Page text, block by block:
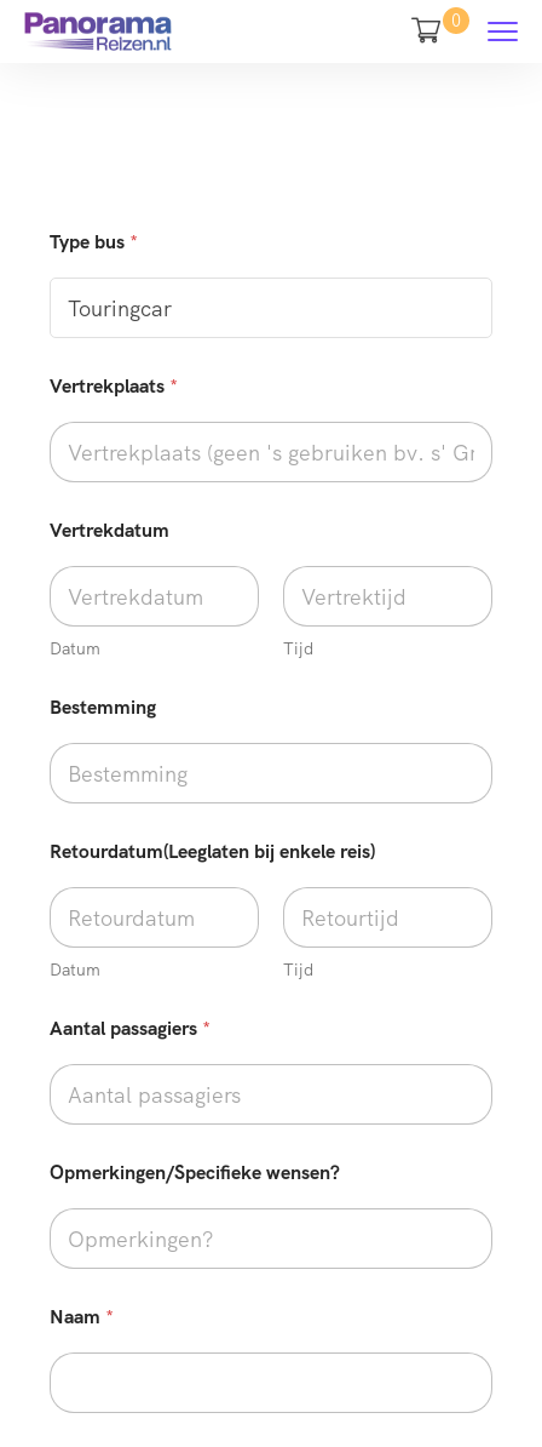
0
Type bus *
Vertrekplaats *
Vertrekdatum
Datum Tijd
n
e
l
e
e
p
i
c
)
u
s
Bestemming
Retourdatum(Leeglaten bij enkele reis)
Datum Tijd
Aantal passagiers *
Opmerkingen/Specifieke wensen?
Naam *